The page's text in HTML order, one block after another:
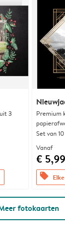
3
Premium
Set van
Vanaf
€ 5,99
offers
fotokaarten